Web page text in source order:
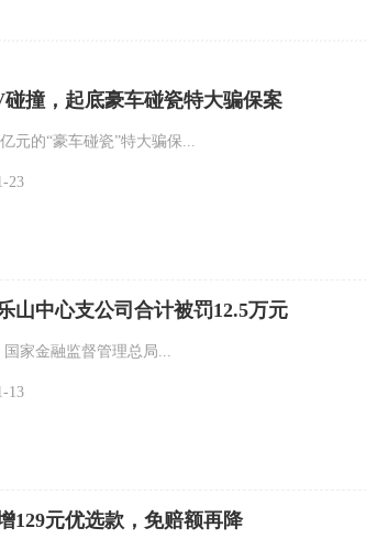
撞，起底豪车碰瓷特大骗保案
元的“豪车碰瓷”特大骗保...
23
山中心支公司合计被罚12.5万元
家金融监督管理总局...
13
129元优选款，免赔额再降